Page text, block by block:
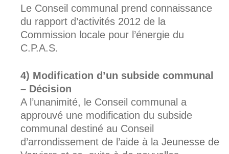
Le Conseil communal prend connaissance
du rapport d’activités 2012 de la
Commission locale pour l’énergie du
C.P.A.S.
Modification d’un subside communal
– Décision
A l’unanimité, le Conseil communal a
approuvé une modification du subside
communal destiné au Conseil
d’arrondissement de l’aide à la Jeunesse de